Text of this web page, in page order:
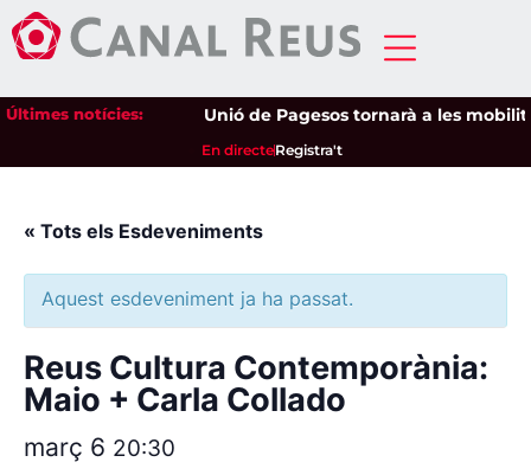
Últimes notícies: Unió de Pagesos tornarà a les
En directeRegistra't
« Tots els Esdeveniments
Aquest esdeveniment ja ha passat.
Reus Cultura Contemporània:
Maio + Carla Collado
març 6 20:30